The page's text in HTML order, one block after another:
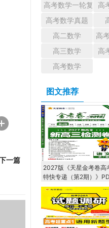
一篇
高考数学一轮复习高
高考数学真题
高二数学
高
高三数学
高
高考数学
图文推荐
2027版《天星金考卷高
特快专递（第2期）》
电子版下载